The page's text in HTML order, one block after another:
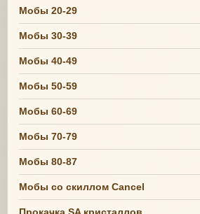
Мобы 20-29
Мобы 30-39
Мобы 40-49
Мобы 50-59
Мобы 60-69
Мобы 70-79
Мобы 80-87
Мобы со скиллом Cancel